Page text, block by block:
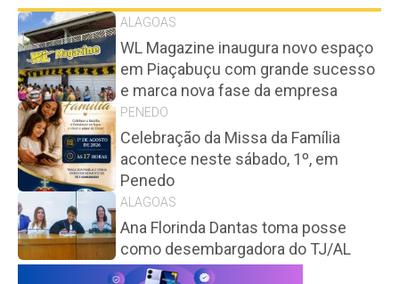
ALAGOAS
WL Magazine inaugura novo espaço
em Piaçabuçu com grande sucesso
e marca nova fase da empresa
PENEDO
Celebração da Missa da Família
acontece neste sábado, 1º, em
Penedo
ALAGOAS
Ana Florinda Dantas toma posse
como desembargadora do TJ/AL